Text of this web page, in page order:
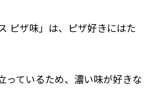
ピザ味」は、ピザ好きにはた
っているため、濃い味が好きな